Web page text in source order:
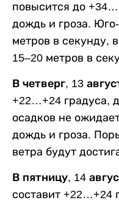
повысится до
дождь и гроза.
метров в секунду,
15–20 метров в
В четверг, 13
+22…+24 градуса,
осадков не
дождь и гроза.
ветра будут
В пятницу, 14
составит +22…+24